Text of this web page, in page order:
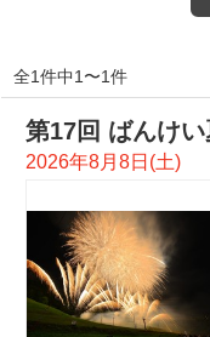
全1件中1〜1件
第17回 ばんけ
2026年8月8日(土)